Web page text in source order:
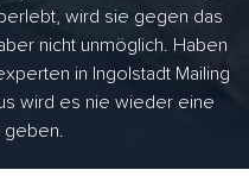
wird sie gegen das
nicht unmöglich. Haben
in Ingolstadt Mailing
wird es nie wieder eine
geben.